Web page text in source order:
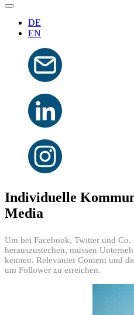
DE
EN
Individuelle
Media
Um bei Facebook, Twitter und Co.
herauszustechen, müssen
kennen. Relevanter Content und
um Follower zu erreichen.